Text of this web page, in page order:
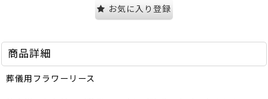
お気に入り登録
商品詳細
葬儀用フラワーリース